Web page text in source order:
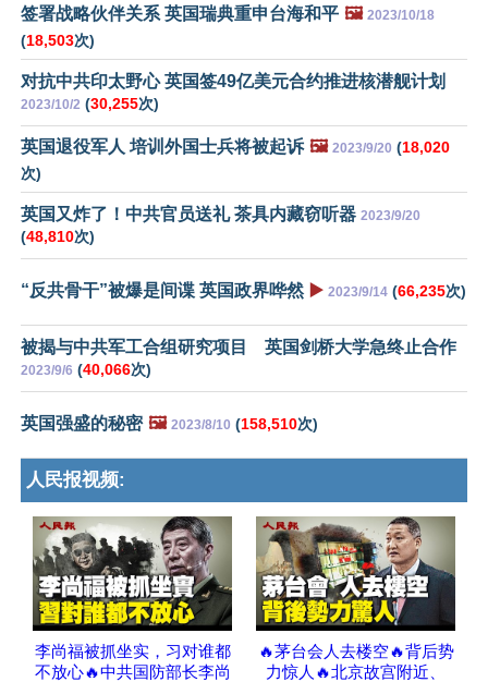
签署战略伙伴关系 英国瑞典重申台海和平 🖼️ 2023/10/18
(18,503次)
对抗中共印太野心 英国签49亿美元合约推进核潜舰计划
2023/10/2 (30,255次)
英国退役军人 培训外国士兵将被起诉 🖼️ 2023/9/20 (18,020
次)
英国又炸了！中共官员送礼 茶具内藏窃听器 2023/9/20
(48,810次)
“反共骨干”被爆是间谍 英国政界哗然 ▶️ 2023/9/14 (66,235次)
被揭与中共军工合组研究项目 英国剑桥大学急终止合作
2023/9/6 (40,066次)
英国强盛的秘密 🖼️ 2023/8/10 (158,510次)
人民报视频:
李尚福被抓坐实，习对谁都
不放心🔥中共国防部长李尚
🔥茅台会人去楼空🔥背后势
力惊人🔥北京故宫附近、